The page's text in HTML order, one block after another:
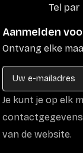
Tel
Aanmelden
Ontvang elke
Je kunt je op elk
van de website.